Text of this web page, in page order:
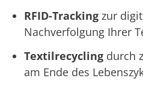
RFID-Tracking zur
Nachverfolgung Ihrer
Textilrecycling durch
am Ende des